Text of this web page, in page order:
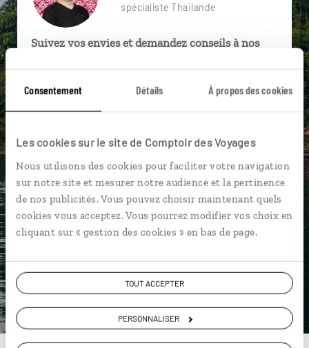
Consentement Détails À propos des cookies
Les cookies sur le site de Comptoir des Voyages
Nous utilisons des cookies pour faciliter votre navigation
sur notre site et mesurer notre audience et la pertinence
de nos publicités. Vous pouvez choisir maintenant quels
cookies vous acceptez. Vous pourrez modifier vos choix en
cliquant sur « gestion des cookies » en bas de page.
TOUT ACCEPTER
PERSONNALISER
spécialiste Thaïlande
Suivez vos envies et demandez conseils à nos
Ils sauront organiser votre itinéraire au plus
connectés en agence, mais aussi par email ou
téléphone.
Vous gardez le même interlocuteur avant,
pendant et après votre voyage.
DEMANDER UN DEVIS
ou
Construisez votre voyage avec un spécialiste
Thaïlande